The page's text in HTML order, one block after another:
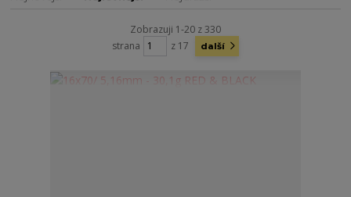
Zobrazuji 1-20 z 330
strana
z 17 další